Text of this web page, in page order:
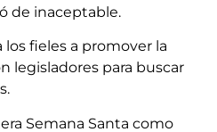
de inaceptable.
fieles a promover la
legisladores para buscar
Semana Santa como